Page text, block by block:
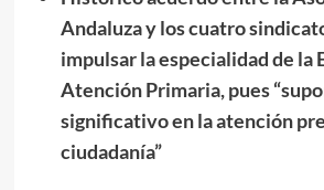
Andaluza y los cuatro
impulsar la especialidad de la
Atención Primaria, pues
significativo en la atención
ciudadanía”